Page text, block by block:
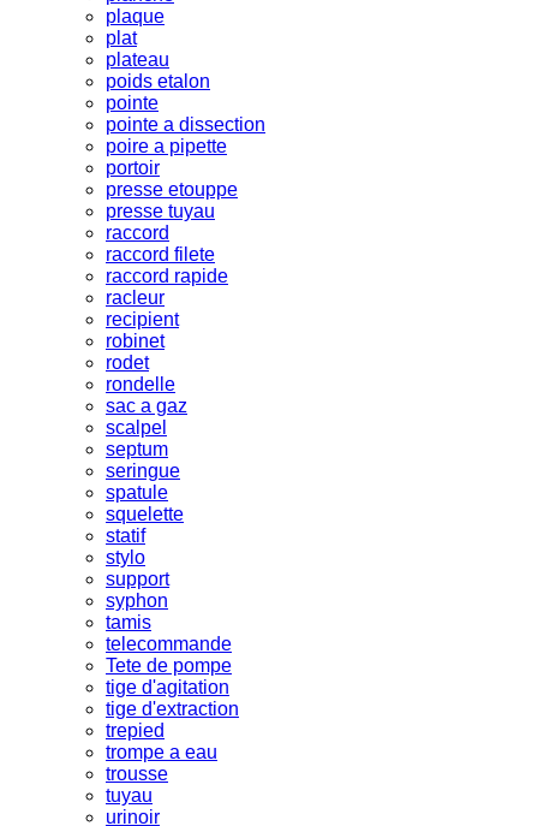
plaque
plat
plateau
poids etalon
pointe
pointe a dissection
poire a pipette
portoir
presse etouppe
presse tuyau
raccord
raccord filete
raccord rapide
racleur
recipient
robinet
rodet
rondelle
sac a gaz
scalpel
septum
seringue
spatule
squelette
statif
stylo
support
syphon
tamis
telecommande
Tete de pompe
tige d'agitation
tige d'extraction
trepied
trompe a eau
trousse
tuyau
urinoir